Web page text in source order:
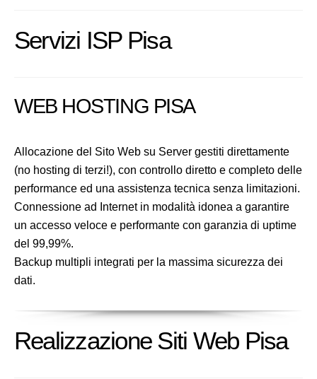
Servizi ISP Pisa
WEB HOSTING PISA
Allocazione del Sito Web su Server gestiti direttamente
(no hosting di terzi!), con controllo diretto e completo delle
performance ed una assistenza tecnica senza limitazioni.
Connessione ad Internet in modalità idonea a garantire
un accesso veloce e performante con garanzia di uptime
del 99,99%.
Backup multipli integrati per la massima sicurezza dei
dati.
Realizzazione Siti Web Pisa